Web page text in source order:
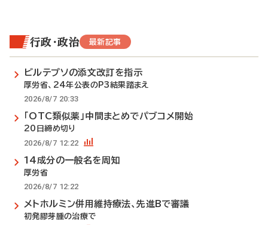
行政・政治 最新記事
ビルテプソの添文改訂を指示
厚労省、24年公表のP3結果踏まえ
2026/8/7 20:33
「OTC類似薬」中間まとめでパブコメ開始
20日締め切り
2026/8/7 12:22
14成分の一般名を周知
厚労省
2026/8/7 12:22
メトホルミン併用維持療法、先進Bで審議
初発膠芽腫の治療で